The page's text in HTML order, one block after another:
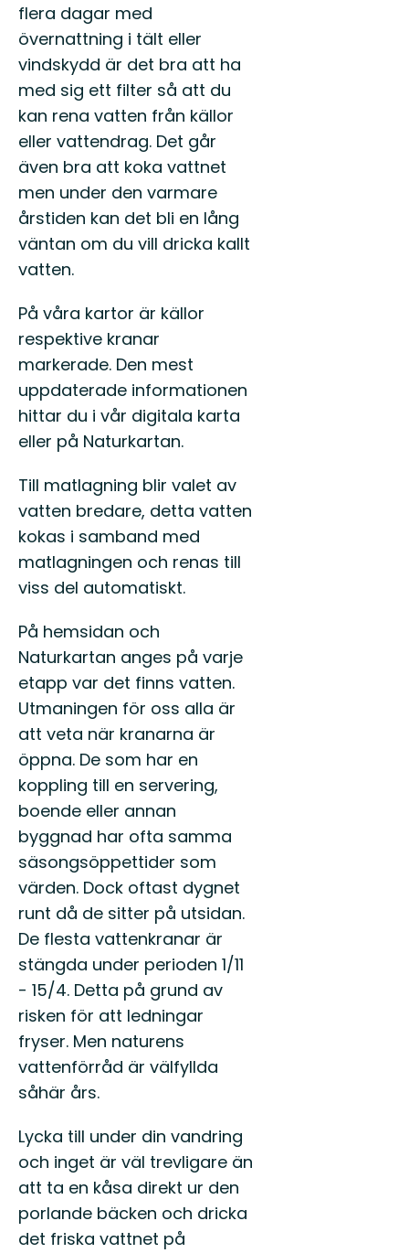
flera dagar med
övernattning i tält eller
vindskydd är det bra att ha
med sig ett filter så att du
kan rena vatten från källor
eller vattendrag. Det går
även bra att koka vattnet
men under den varmare
årstiden kan det bli en lång
väntan om du vill dricka kallt
vatten.
På våra kartor är källor
respektive kranar
markerade. Den mest
uppdaterade informationen
hittar du i vår digitala karta
eller på Naturkartan.
Till matlagning blir valet av
vatten bredare, detta vatten
kokas i samband med
matlagningen och renas till
viss del automatiskt.
På hemsidan och
Naturkartan anges på varje
etapp var det finns vatten.
Utmaningen för oss alla är
att veta när kranarna är
öppna. De som har en
koppling till en servering,
boende eller annan
byggnad har ofta samma
säsongsöppettider som
värden. Dock oftast dygnet
runt då de sitter på utsidan.
De flesta vattenkranar är
stängda under perioden 1/11
- 15/4. Detta på grund av
risken för att ledningar
fryser. Men naturens
vattenförråd är välfyllda
såhär års.
Lycka till under din vandring
och inget är väl trevligare än
att ta en kåsa direkt ur den
porlande bäcken och dricka
det friska vattnet på